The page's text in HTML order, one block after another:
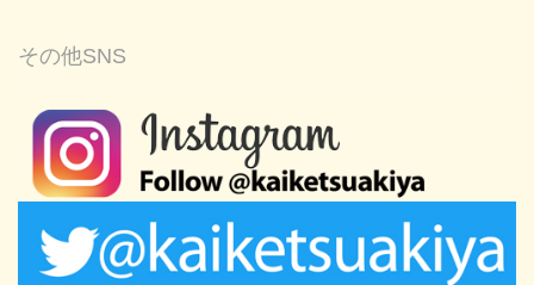
その他SNS